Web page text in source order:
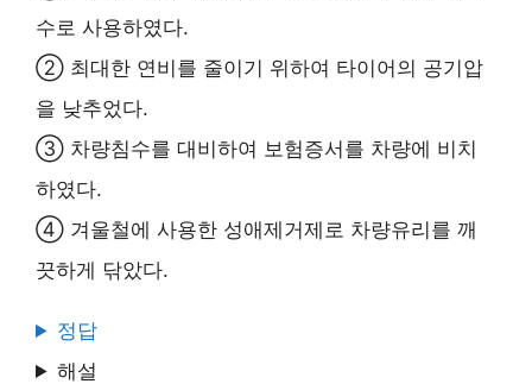
수로 사용하였다.
② 최대한 연비를 줄이기 위하여 타이어의 공기압
을 낮추었다.
③ 차량침수를 대비하여 보험증서를 차량에 비치
하였다.
④ 겨울철에 사용한 성애제거제로 차량유리를 깨
끗하게 닦았다.
정답
해설